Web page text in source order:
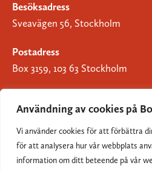
Användning av cookies på
Vi använder cookies för att förbättra
för att analysera hur vår webbplats
information om ditt beteende på vår
Besöksadress
Sveavägen 56, Stockholm
Postadress
Box 3159, 103 63 Stockholm
Om
Cookies